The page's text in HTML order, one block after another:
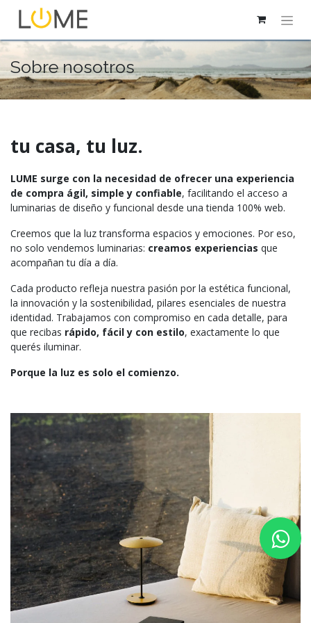
Sobre nosotros
tu casa, tu luz.
LUME surge con la necesidad de ofrecer una experiencia
de compra ágil, simple y confiable, facilitando el acceso a
luminarias de diseño y funcional desde una tienda 100% web.
Creemos que la luz transforma espacios y emociones. Por eso,
no solo vendemos luminarias: creamos experiencias que
acompañan tu día a día.
Cada producto refleja nuestra pasión por la estética funcional,
la innovación y la sostenibilidad, pilares esenciales de nuestra
identidad. Trabajamos con compromiso en cada detalle, para
que recibas rápido, fácil y con estilo, exactamente lo que
querés iluminar.
Porque la luz es solo el comienzo.